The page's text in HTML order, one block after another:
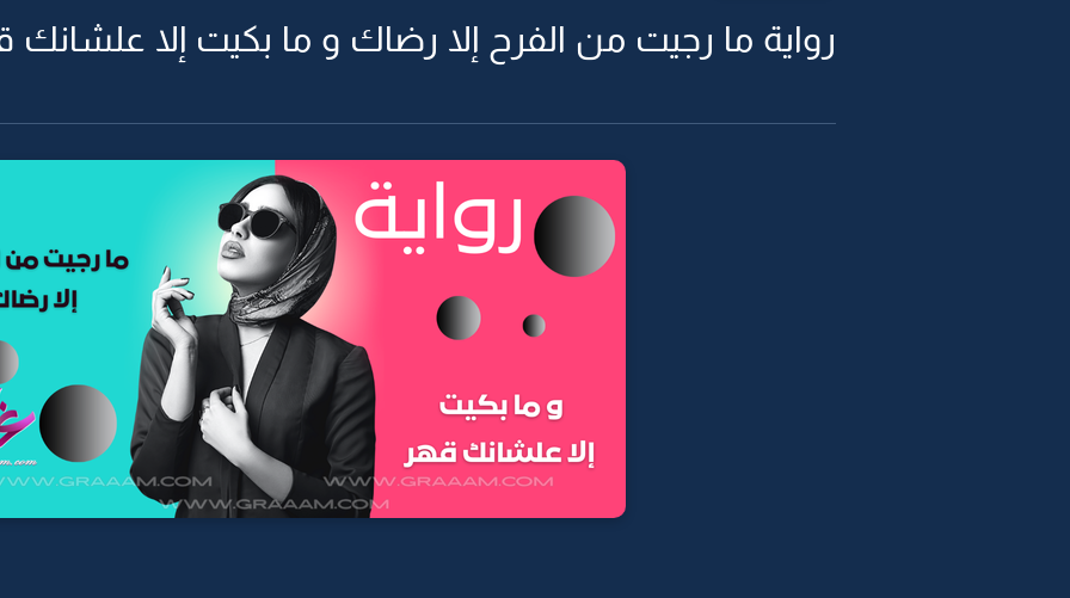
رواية ما رجيت من الفرح إلا رضاك و ما بكيت إلا علشانك